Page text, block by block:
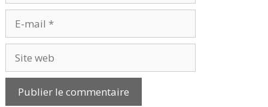
mail
web